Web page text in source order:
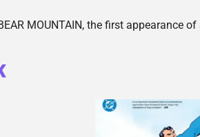
MOUNTAIN, the first appearance